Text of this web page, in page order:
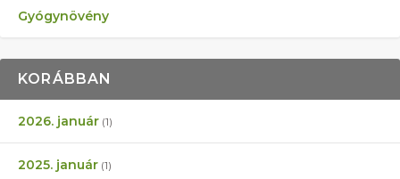
Gyógynövény
KORÁBBAN
2026. január (1)
2025. január (1)